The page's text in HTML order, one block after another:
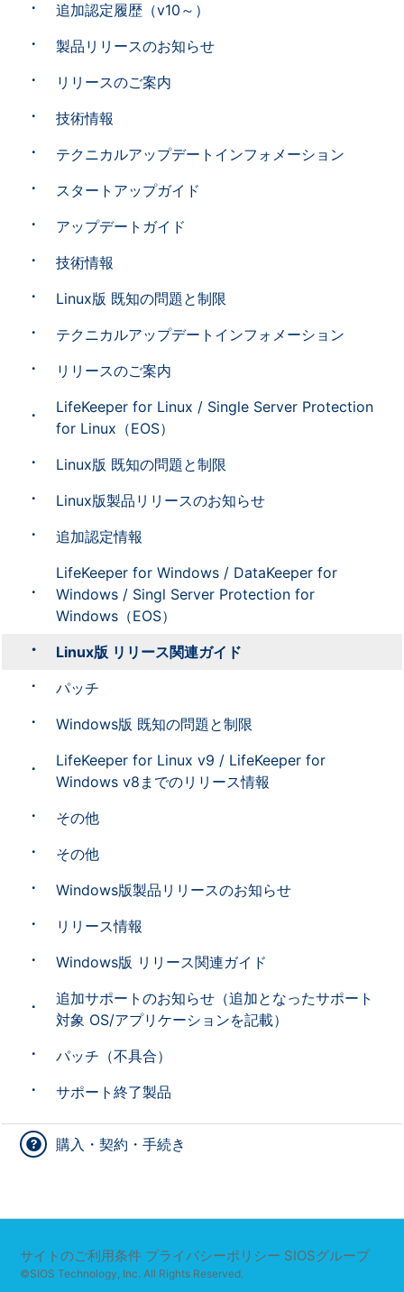
追加認定履歴（v10～）
製品リリースのお知らせ
リリースのご案内
技術情報
テクニカルアップデートインフォメーション
スタートアップガイド
アップデートガイド
技術情報
Linux版 既知の問題と制限
テクニカルアップデートインフォメーション
リリースのご案内
LifeKeeper for Linux / Single Server Protection
for Linux（EOS）
Linux版 既知の問題と制限
Linux版製品リリースのお知らせ
追加認定情報
LifeKeeper for Windows / DataKeeper for
Windows / Singl Server Protection for
Windows（EOS）
Linux版 リリース関連ガイド
パッチ
Windows版 既知の問題と制限
LifeKeeper for Linux v9 / LifeKeeper for
Windows v8までのリリース情報
その他
その他
Windows版製品リリースのお知らせ
リリース情報
Windows版 リリース関連ガイド
追加サポートのお知らせ（追加となったサポート
対象 OS/アプリケーションを記載）
パッチ（不具合）
サポート終了製品
購入・契約・手続き
サイトのご利用条件 プライバシーポリシー SIOSグループ
©SIOS Technology, Inc. All Rights Reserved.